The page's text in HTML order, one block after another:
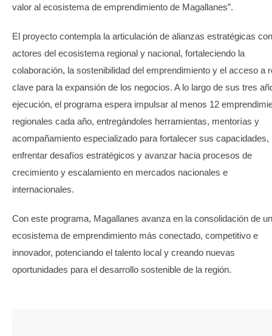
valor al ecosistema de emprendimiento de Magallanes”.
El proyecto contempla la articulación de alianzas estratégicas con
actores del ecosistema regional y nacional, fortaleciendo la
colaboración, la sostenibilidad del emprendimiento y el acceso a
clave para la expansión de los negocios. A lo largo de sus tres
ejecución, el programa espera impulsar al menos 12
regionales cada año, entregándoles herramientas, mentorías y
acompañamiento especializado para fortalecer sus capacidades,
enfrentar desafíos estratégicos y avanzar hacia procesos de
crecimiento y escalamiento en mercados nacionales e
internacionales.
Con este programa, Magallanes avanza en la consolidación de un
ecosistema de emprendimiento más conectado, competitivo e
innovador, potenciando el talento local y creando nuevas
oportunidades para el desarrollo sostenible de la región.